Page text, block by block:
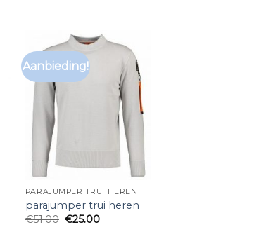
Aanbieding!
PARAJUMPER TRUI HEREN
parajumper trui heren
€51.00 €25.00